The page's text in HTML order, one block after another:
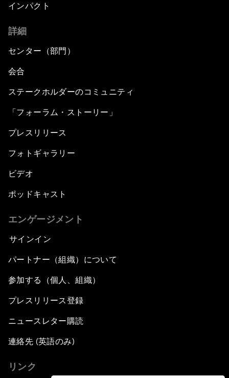
インパクト
詳細
センター（部門）
会合
ステークホルダーのコミュニティ
「フォーラム・ストーリー」
プレスリリース
フォトギャラリー
ビデオ
ポッドキャスト
エンゲージメント
サインイン
パートナー（組織）について
参加する（個人、組織）
プレスリリース登録
ニュースレター購読
連絡先 (英語のみ)
リンク